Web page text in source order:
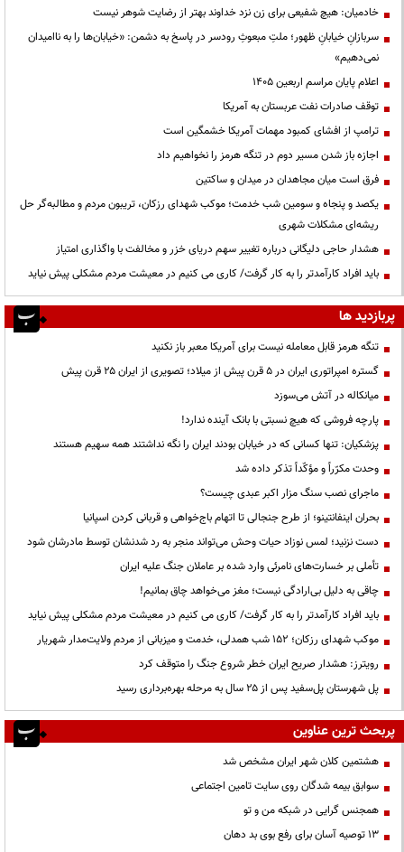
خادمیان: هیچ شفیعی برای زن نزد خداوند بهتر از رضایت شوهر نیست
سربازانِ خیابانِ ظهور؛ ملتِ مبعوثِ رودسر در پاسخ به دشمن: «خیابان‌ها را به ناامیدان
نمی‌دهیم»
اعلام پایان مراسم اربعین ۱۴۰۵
توقف صادرات نفت عربستان به آمریکا
ترامپ از افشای کمبود مهمات آمریکا خشمگین است
اجازه باز شدن مسیر دوم در تنگه هرمز را نخواهیم داد
فرق است میان مجاهدان در میدان و ساکتین
یکصد و پنجاه و سومین شب خدمت؛ موکب شهدای رزکان، تریبون مردم و مطالبه‌گر حل
ریشه‌ای مشکلات شهری
هشدار حاجی دلیگانی درباره تغییر سهم دریای خزر و مخالفت با واگذاری امتیاز
باید افراد کارآمدتر را به کار گرفت/ کاری می کنیم در معیشت مردم مشکلی پیش نیاید
پربازدید ها
تنگه هرمز قابل معامله نیست برای آمریکا معبر باز نکنید
گستره امپراتوری ایران در ۵ قرن پیش از میلاد؛ تصویری از ایران ۲۵ قرن پیش
میانکاله در آتش می‌سوزد
پارچه فروشی که هیچ نسبتی با بانک آینده ندارد!
پزشکیان: تنها کسانی که در خیابان بودند ایران را نگه نداشتند همه سهیم هستند
وحدت مکرّراً و مؤکّداً تذکر داده شد
ماجرای نصب سنگ مزار اکبر عبدی چیست؟
بحران اینفانتینو؛ از طرح جنجالی تا اتهام باج‌خواهی و قربانی کردن اسپانیا
دست نزنید؛ لمس نوزاد حیات وحش می‌تواند منجر به رد شدنشان توسط مادرشان شود
تأملی بر خسارت‌های نامرئی وارد شده بر عاملان جنگ علیه ایران
چاقی به دلیل بی‌ارادگی نیست؛ مغز می‌خواهد چاق بمانیم!
باید افراد کارآمدتر را به کار گرفت/ کاری می کنیم در معیشت مردم مشکلی پیش نیاید
موکب شهدای رزکان؛ ۱۵۲ شب همدلی، خدمت و میزبانی از مردم ولایت‌مدار شهریار
رویترز: هشدار صریح ایران خطر شروع جنگ را متوقف کرد
پل شهرستان پل‌سفید پس از ۲۵ سال به مرحله بهره‌برداری رسید
پربحث ترین عناوین
هشتمین کلان شهر ایران مشخص شد
سوابق بیمه شدگان روی سایت تامین اجتماعی
همجنس گرایی در شبکه من و تو
13 توصیه آسان برای رفع بوی بد دهان